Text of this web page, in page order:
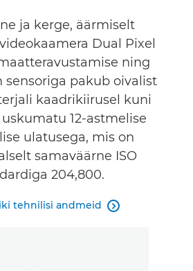
ja kerge, äärmiselt
Dual Pixel
ning
sensoriga pakub oivalist
kaadrikiirusel kuni
12-astmelise
ulatusega, mis on
samaväärne ISO
204,800.
tehnilisi andmeid 